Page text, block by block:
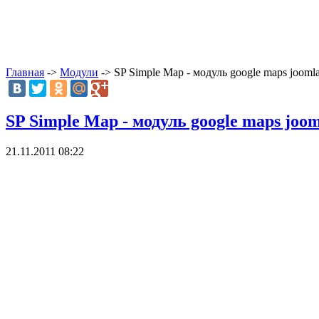
Главная -> Модули -> SP Simple Map - модуль google maps joomla
SP Simple Map - модуль google maps
21.11.2011 08:22